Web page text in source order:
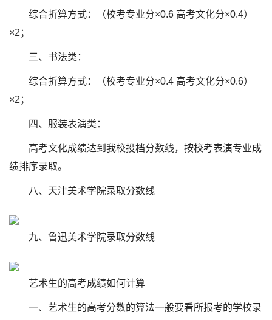
综合折算方式：（校考专业分×0.6 高考文化分×0.4）
×2；
三、书法类：
综合折算方式：（校考专业分×0.4 高考文化分×0.6）
×2；
四、服装表演类：
高考文化成绩达到我校投档分数线，按校考表演专业成
绩排序录取。
八、天津美术学院录取分数线
九、鲁迅美术学院录取分数线
艺术生的高考成绩如何计算
一、艺术生的高考分数的算法一般要看所报考的学校录